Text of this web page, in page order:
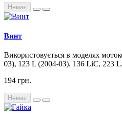
Немає
Винт
Використовується в моделях
03), 123 L (2004-03), 136 LiC, 223
194 грн.
Немає